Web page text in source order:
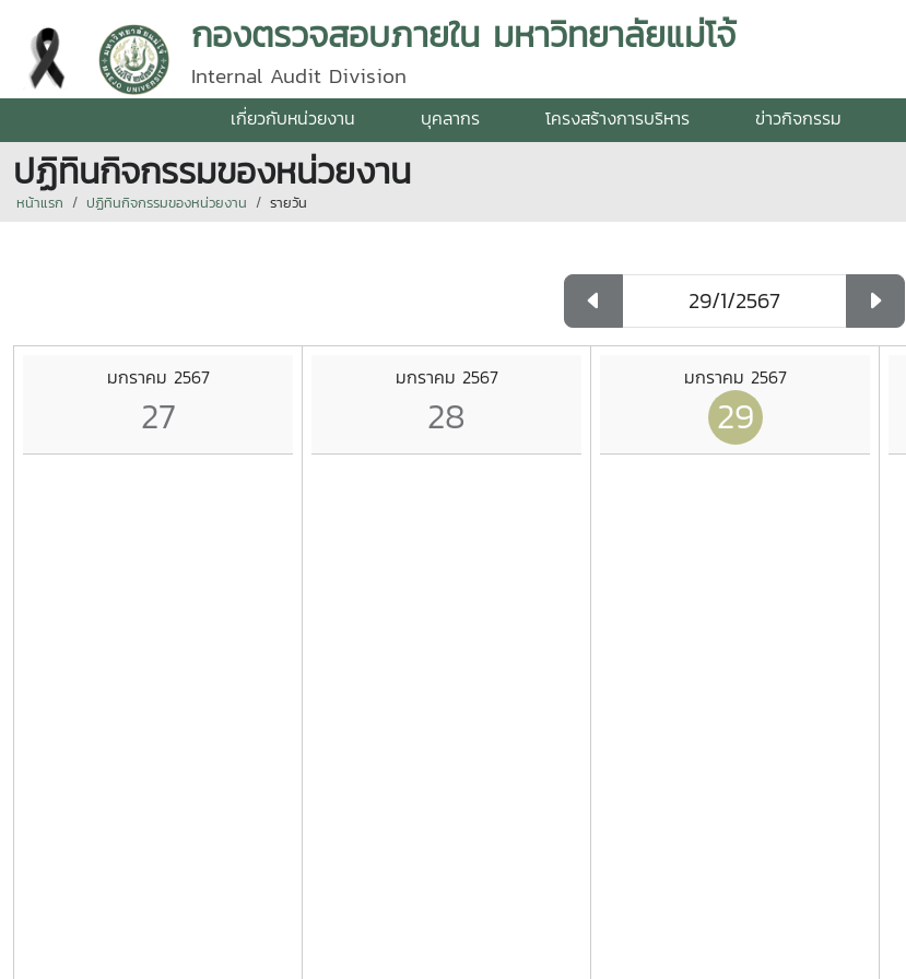
กองตรวจสอบภายใน มหาวิทยาลัยแม่โจ้
Internal Audit Division
เกี่ยวกับหน่วยงาน บุคลากร โครงสร้างการบริหาร ข่าวกิจกรรม
ปฏิทินกิจกรรมของหน่วยงาน
หน้าแรก ปฏิทินกิจกรรมของหน่วยงาน รายวัน
มกราคม 2567
27
มกราคม 2567
28
มกราคม 2567
29